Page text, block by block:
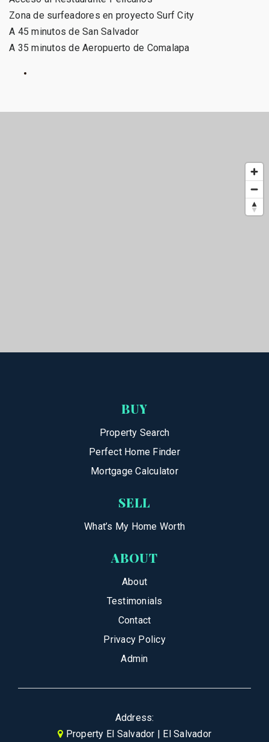
Zona de surfeadores en proyecto Surf City
A 45 minutos de San Salvador
A 35 minutos de Aeropuerto de Comalapa
BUY
Property Search
Perfect Home Finder
Mortgage Calculator
SELL
What’s My Home Worth
ABOUT
About
Testimonials
Contact
Privacy Policy
Admin
Address:
Property El Salvador | El Salvador